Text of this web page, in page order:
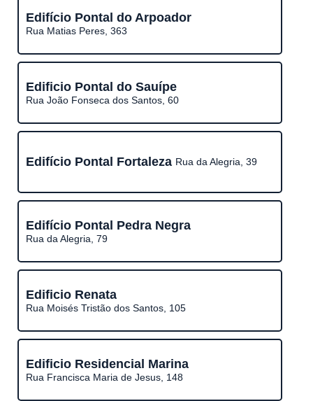
Edifício Pontal do Arpoador
Rua Matias Peres, 363
Edificio Pontal do Sauípe
Rua João Fonseca dos Santos, 60
Edifício Pontal Fortaleza Rua da Alegria, 39
Edifício Pontal Pedra Negra
Rua da Alegria, 79
Edificio Renata
Rua Moisés Tristão dos Santos, 105
Edificio Residencial Marina
Rua Francisca Maria de Jesus, 148